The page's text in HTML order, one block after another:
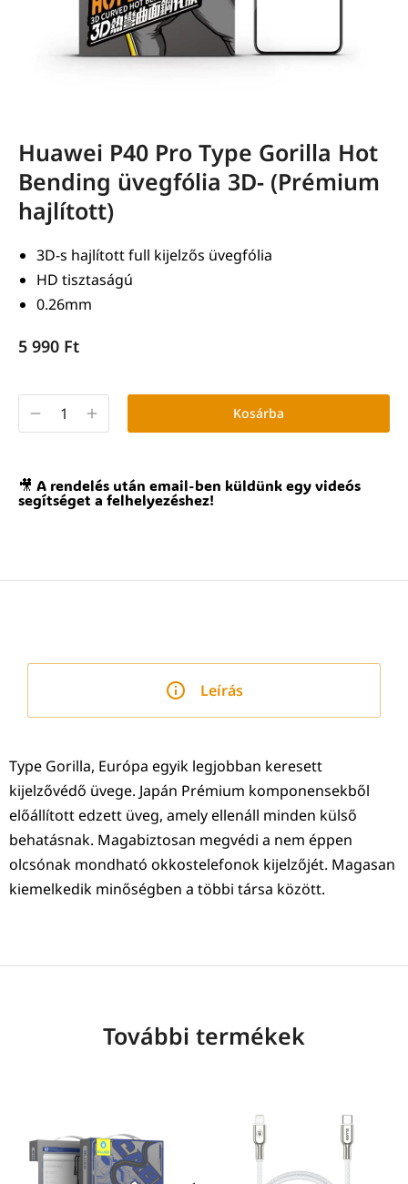
Huawei P40 Pro Type Gorilla Hot
Bending üvegfólia 3D- (Prémium
hajlított)
3D-s hajlított full kijelzős üvegfólia
HD tisztaságú
0.26mm
5 990 Ft
Kosárba
🎥 A rendelés után email-ben küldünk egy videós
segítséget a felhelyezéshez!
Leírás
Type Gorilla, Európa egyik legjobban keresett
kijelzővédő üvege. Japán Prémium komponensekből
előállított edzett üveg, amely ellenáll minden külső
behatásnak. Magabiztosan megvédi a nem éppen
olcsónak mondható okkostelefonok kijelzőjét. Magasan
kiemelkedik minőségben a többi társa között.
További termékek